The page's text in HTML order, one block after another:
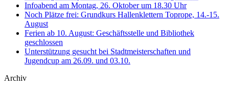
Infoabend am Montag, 26. Oktober um 18.30 Uhr
Noch Plätze frei: Grundkurs Hallenklettern Toprope, 14.-15.
August
Ferien ab 10. August: Geschäftsstelle und Bibliothek
geschlossen
Unterstützung gesucht bei Stadtmeisterschaften und
Jugendcup am 26.09. und 03.10.
Archiv